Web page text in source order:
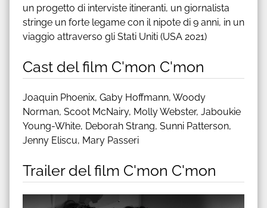
un progetto di interviste itineranti, un giornalista
stringe un forte legame con il nipote di 9 anni, in un
viaggio attraverso gli Stati Uniti (USA 2021)
Cast del film C'mon C'mon
Joaquin Phoenix, Gaby Hoffmann, Woody
Norman, Scoot McNairy, Molly Webster, Jaboukie
Young-White, Deborah Strang, Sunni Patterson,
Jenny Eliscu, Mary Passeri
Trailer del film C'mon C'mon
Guarda trailer del film C'mon C'mon